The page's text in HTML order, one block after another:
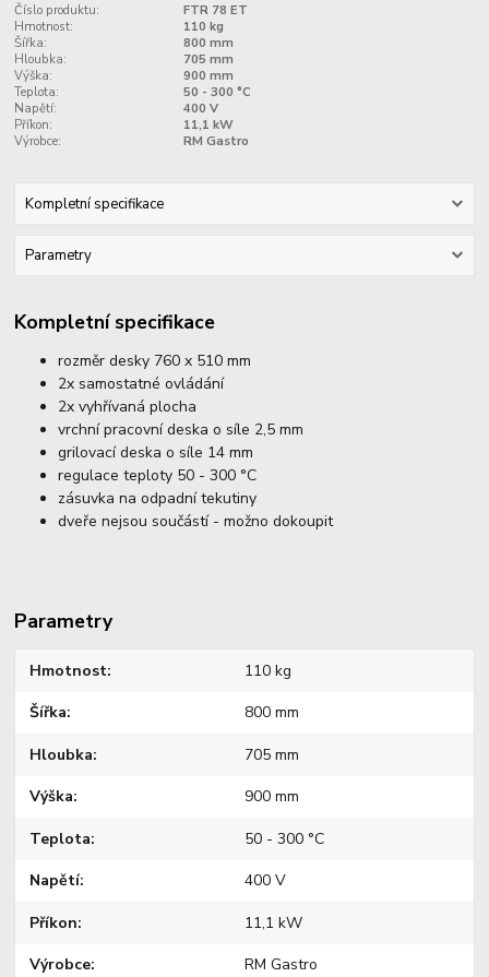
Číslo produktu:
FTR 78 ET
Hmotnost:
110 kg
Šířka:
800 mm
Hloubka:
705 mm
Výška:
900 mm
Teplota:
50 - 300 °C
Napětí:
400 V
Příkon:
11,1 kW
Výrobce:
RM Gastro
Kompletní specifikace
Parametry
Kompletní specifikace
rozměr desky 760 x 510 mm
2x samostatné ovládání
2x vyhřívaná plocha
vrchní pracovní deska o síle 2,5 mm
grilovací deska o síle 14 mm
regulace teploty 50 - 300 °C
zásuvka na odpadní tekutiny
dveře nejsou součástí - možno dokoupit
Parametry
Hmotnost 110 kg
Šířka 800 mm
Hloubka 705 mm
Výška 900 mm
Teplota 50 - 300 °C
Napětí 400 V
Příkon 11,1 kW
Výrobce RM Gastro